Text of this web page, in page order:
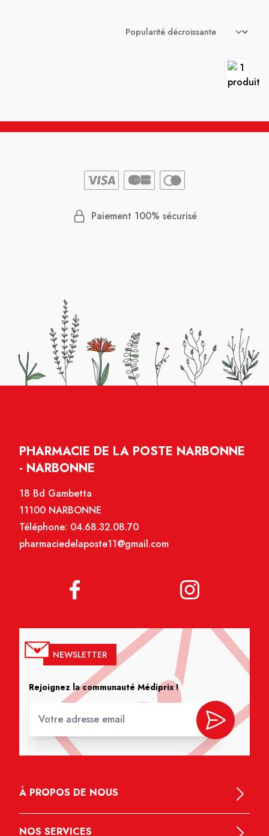
Paiement 100% sécurisé
PHARMACIE DE LA POSTE NARBONNE
- NARBONNE
18 Bd Gambetta
11100 NARBONNE
Téléphone: 04.68.32.08.70
pharmaciedelaposte11@gmail.com
NEWSLETTER
Rejoignez la communauté Médiprix !
À PROPOS DE NOUS
NOS SERVICES